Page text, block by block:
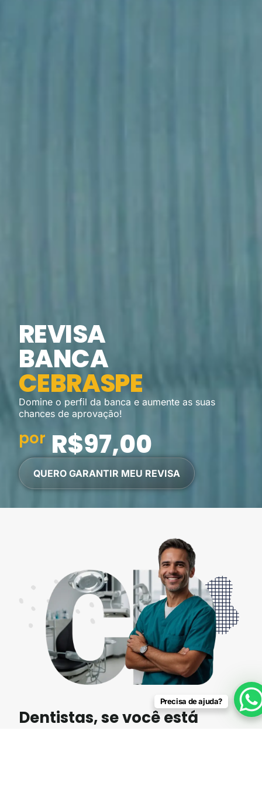
REVISA
BANCA
CEBRASPE
Domine o perfil da banca e aumente as suas
chances de aprovação!
por R$97,00
QUERO GARANTIR MEU REVISA
Dentistas, se você está
Precisa de ajuda?